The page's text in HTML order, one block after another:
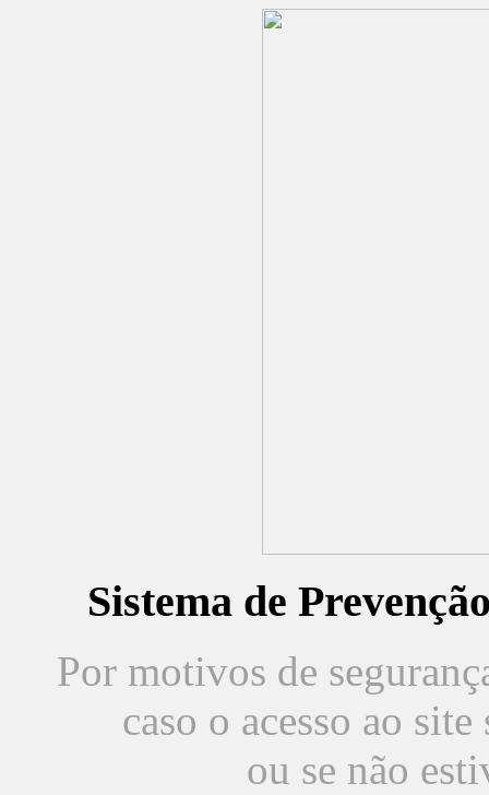
Sistema de
Por motivos de
caso o acesso ao
ou se não